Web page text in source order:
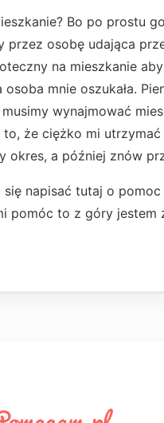
Bo po prostu
przez osobę udająca
na mieszkanie
mnie oszukała.
wynajmować
że ciężko mi
okres, a później znów
się napisać tutaj o
pomóc to z góry jestem